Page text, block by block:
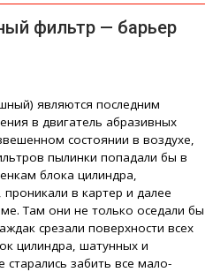
фильтр — барьер
являются последним
в двигатель абразивных
состоянии в воздухе,
пылинки попадали бы в
блока цилиндра,
в картер и далее
Там они не только оседали бы
срезали поверхности всех
цилиндра, шатунных и
забить все мало-